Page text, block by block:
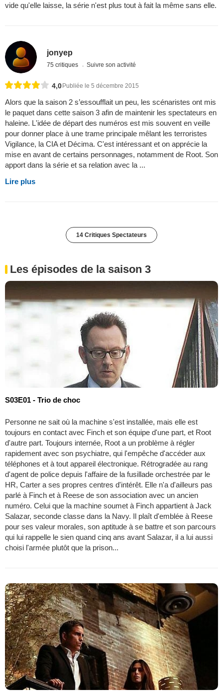
vide qu'elle laisse, la série n'est plus tout à fait la même sans elle.
jonyep
75 critiques Suivre son activité
4,0Publiée le 5 décembre 2015
Alors que la saison 2 s’essoufflait un peu, les scénaristes ont mis
le paquet dans cette saison 3 afin de maintenir les spectateurs en
haleine. L'idée de départ des numéros est mis souvent en veille
pour donner place à une trame principale mêlant les terroristes
Vigilance, la CIA et Décima. C'est intéressant et on apprécie la
mise en avant de certains personnages, notamment de Root. Son
apport dans la série et sa relation avec la ...
Lire plus
14 Critiques Spectateurs
Les épisodes de la saison 3
S03E01 - Trio de choc
Personne ne sait où la machine s'est installée, mais elle est
toujours en contact avec Finch et son équipe d'une part, et Root
d'autre part. Toujours internée, Root a un problème à régler
rapidement avec son psychiatre, qui l'empêche d'accéder aux
téléphones et à tout appareil électronique. Rétrogradée au rang
d'agent de police depuis l'affaire de la fusillade orchestrée par le
HR, Carter a ses propres centres d'intérêt. Elle n'a d'ailleurs pas
parlé à Finch et à Reese de son association avec un ancien
numéro. Celui que la machine soumet à Finch appartient à Jack
Salazar, seconde classe dans la Navy. Il plaît d'emblée à Reese
pour ses valeur morales, son aptitude à se battre et son parcours
qui lui rappelle le sien quand cinq ans avant Salazar, il a lui aussi
choisi l'armée plutôt que la prison...